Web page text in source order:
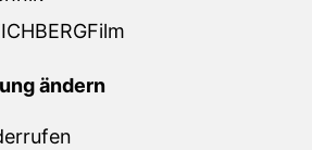
ändern